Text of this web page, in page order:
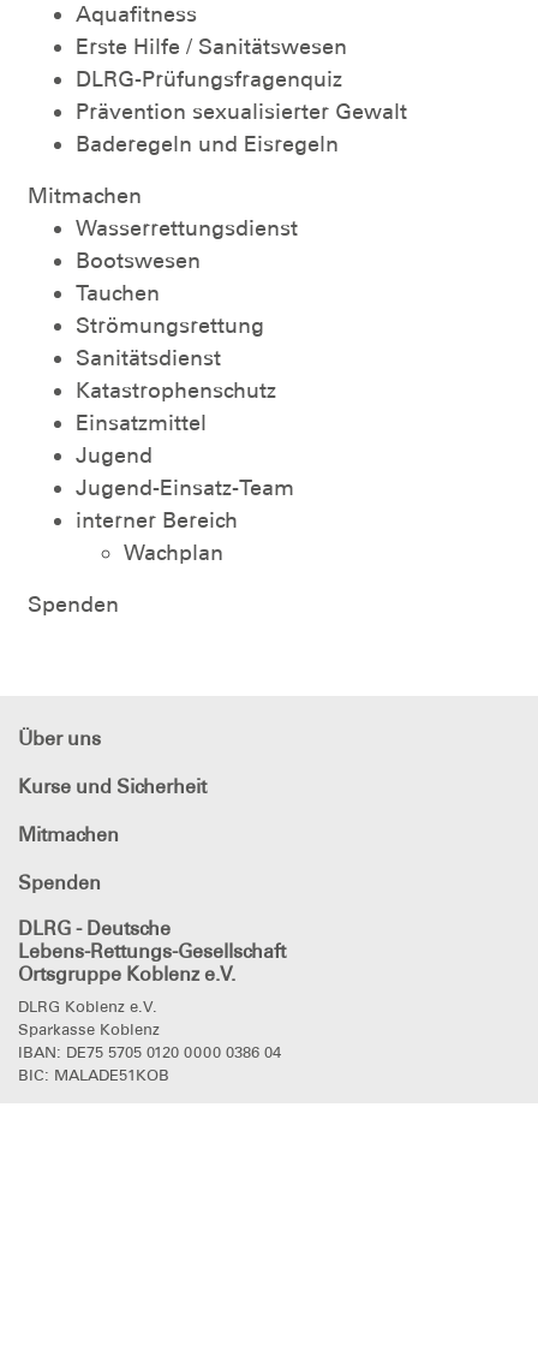
Aquafitness
Erste Hilfe / Sanitätswesen
DLRG-Prüfungsfragenquiz
Prävention sexualisierter Gewalt
Baderegeln und Eisregeln
Mitmachen
Wasserrettungsdienst
Bootswesen
Tauchen
Strömungsrettung
Sanitätsdienst
Katastrophenschutz
Einsatzmittel
Jugend
Jugend-Einsatz-Team
interner Bereich
Wachplan
Spenden
Über uns
Kurse und Sicherheit
Mitmachen
Spenden
DLRG - Deutsche
Lebens-Rettungs-Gesellschaft
Ortsgruppe Koblenz e.V.
DLRG Koblenz e.V.
Sparkasse Koblenz
IBAN: DE75 5705 0120 0000 0386 04
BIC: MALADE51KOB